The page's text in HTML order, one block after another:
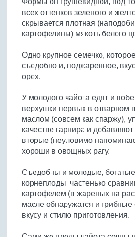
Бобовые
Яйца
Крупы
Формы он грушевидной, под
всех оттенков зеленого и
скрывается плотная
картофелины) мякоть белого
Одно крупное семечко,
съедобно и, поджаренное,
орех.
У молодого чайота едят и
верхушки первых в отварном
маслом (совсем как спаржу),
качестве гарнира и
вторые (неуловимо
хороши в овощных рагу.
Съедобны и молодые,
корнеплоды, частенько
картофелем (в жареных на
масле обнаружатся и грибные
вкусу и стилю приготовления.